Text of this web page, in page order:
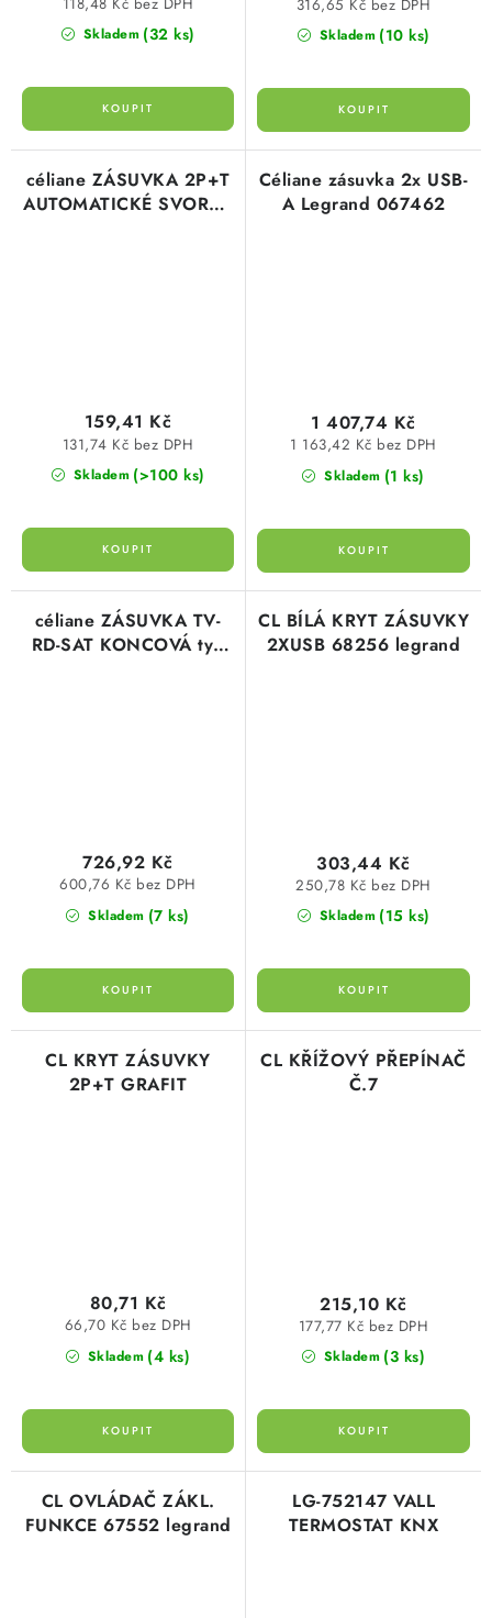
Skladem (32 ks) Skladem (10 ks)
316,65 Kč bez DPH
céliane ZÁSUVKA 2P+T
AUTOMATICKÉ SVORKY
Skladem (>100 ks)
131,74 Kč bez DPH
159,41 Kč
Céliane zásuvka 2x USB-
A Legrand 067462
Skladem (1 ks)
1 163,42 Kč bez DPH
1 407,74 Kč
céliane ZÁSUVKA TV-
RD-SAT KONCOVÁ typ
Skladem (7 ks)
600,76 Kč bez DPH
726,92 Kč
CL BÍLÁ KRYT ZÁSUVKY
2XUSB 68256 legrand
Skladem (15 ks)
250,78 Kč bez DPH
303,44 Kč
CL KRYT ZÁSUVKY
2P+T GRAFIT
Skladem (4 ks)
66,70 Kč bez DPH
80,71 Kč
CL KŘÍŽOVÝ PŘEPÍNAČ
Č.7
Skladem (3 ks)
177,77 Kč bez DPH
215,10 Kč
CL OVLÁDAČ ZÁKL.
FUNKCE 67552 legrand
LG-752147 VALL
TERMOSTAT KNX